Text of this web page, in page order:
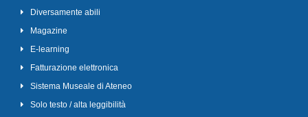
Diversamente abili
Magazine
E-learning
Fatturazione elettronica
Sistema Museale di Ateneo
Solo testo / alta leggibilità